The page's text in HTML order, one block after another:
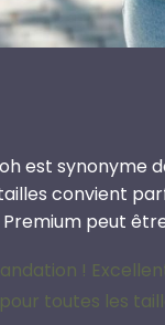
est synonyme
convient
peut
!
toutes les